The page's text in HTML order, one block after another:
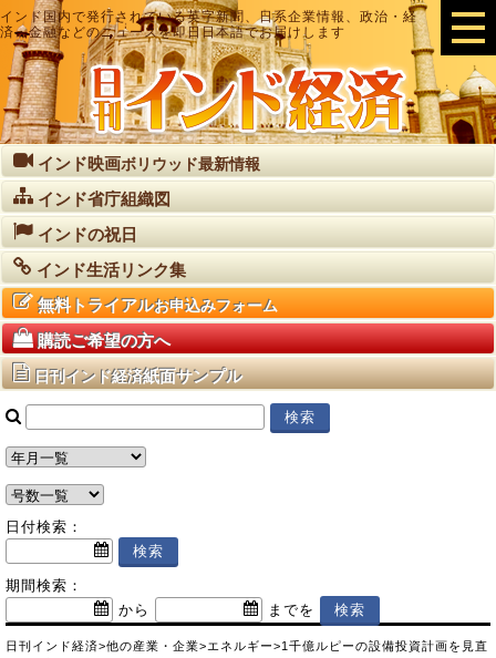
インド国内で発行されている英字新聞、日系企業情報、政治・経
済・金融などのニュースを即日日本語でお届けします
インド映画ボリウッド最新情報
インド省庁組織図
インドの祝日
インド生活リンク集
無料トライアルお申込みフォーム
購読ご希望の方へ
日刊インド経済紙面サンプル
日付検索：
期間検索：
から
までを
日刊インド経済>他の産業・企業>エネルギー>1千億ルピーの設備投資計画を見直